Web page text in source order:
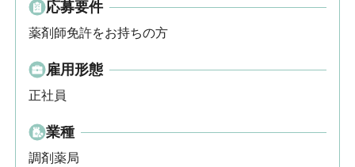
応募要件
薬剤師免許をお持ちの方
雇用形態
正社員
業種
調剤薬局